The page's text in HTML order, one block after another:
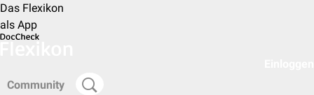
Das Flexikon
als App
Community